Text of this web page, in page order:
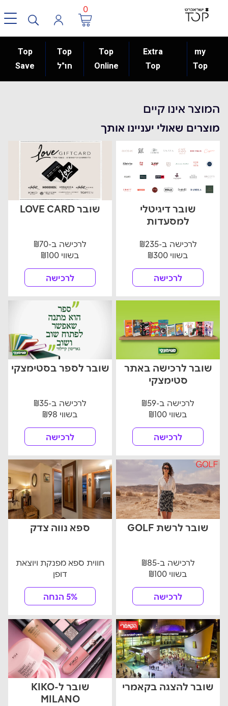
0
Top
Save
Top
חו"ל
Top
Online
Extra
Top
my
Top
המוצר אינו קיים
מוצרים שאולי יעניינו אותך
שובר דיגיטלי
למסעדות
לרכישה ב-₪235
בשווי ₪300
לרכישה
שובר LOVE CARD
לרכישה ב-₪70
בשווי ₪100
לרכישה
שובר לרכישה באתר
סטימצקי
לרכישה ב-₪59
בשווי ₪100
לרכישה
שובר לספר בסטימצקי
לרכישה ב-₪35
בשווי ₪98
לרכישה
שובר לרשת GOLF
לרכישה ב-₪85
בשווי ₪100
לרכישה
ספא נווה צדק
חווית ספא מפנקת ויוצאת
דופן
5% הנחה
שובר להצגה בקאמרי
שובר ל-KIKO
MILANO